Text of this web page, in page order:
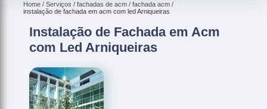
Home Serviços fachadas de acm
fachada acm
instalação de fachada em acm com led Arniqueiras
Instalação de Fachada em Acm
com Led Arniqueiras